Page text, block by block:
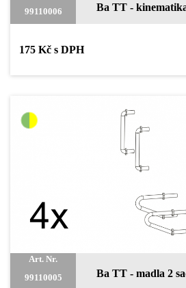
99110006
Ba TT -
175 Kč s DPH
Art. Nr.
99110005
Ba TT - madla 2